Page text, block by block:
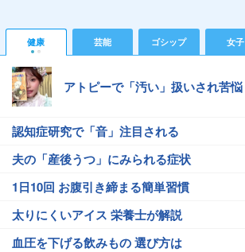
健康 芸能 ゴシップ 女子
アトピーで「汚い」扱いされ苦悩
認知症研究で「音」注目される
夫の「産後うつ」にみられる症状
1日10回 お腹引き締まる簡単習慣
太りにくいアイス 栄養士が解説
血圧を下げる飲みもの 選び方は